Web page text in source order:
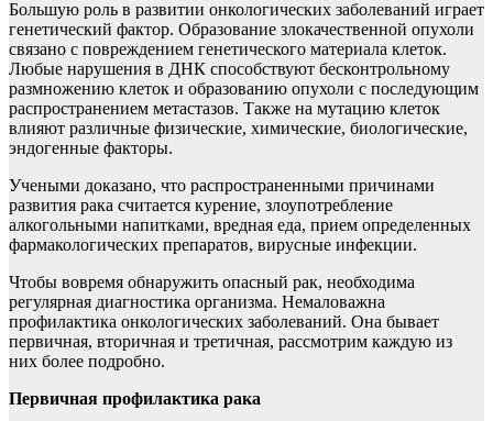
Большую роль в развитии онкологических заболеваний играет
генетический фактор. Образование злокачественной опухоли
связано с повреждением генетического материала клеток.
Любые нарушения в ДНК способствуют бесконтрольному
размножению клеток и образованию опухоли с последующим
распространением метастазов. Также на мутацию клеток
влияют различные физические, химические, биологические,
эндогенные факторы.
Учеными доказано, что распространенными причинами
развития рака считается курение, злоупотребление
алкогольными напитками, вредная еда, прием определенных
фармакологических препаратов, вирусные инфекции.
Чтобы вовремя обнаружить опасный рак, необходима
регулярная диагностика организма. Немаловажна
профилактика онкологических заболеваний. Она бывает
первичная, вторичная и третичная, рассмотрим каждую из
них более подробно.
Первичная профилактика рака